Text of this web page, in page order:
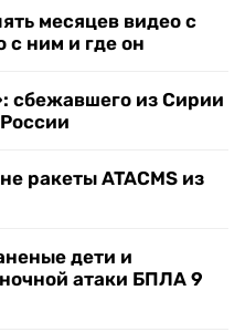
месяцев видео с
с ним и где он
сбежавшего из Сирии
ракеты ATACMS из
дети и
атаки БПЛА 9